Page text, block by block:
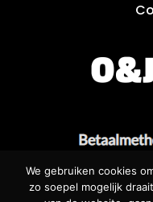
We gebruiken cookies
zo soepel mogelijk